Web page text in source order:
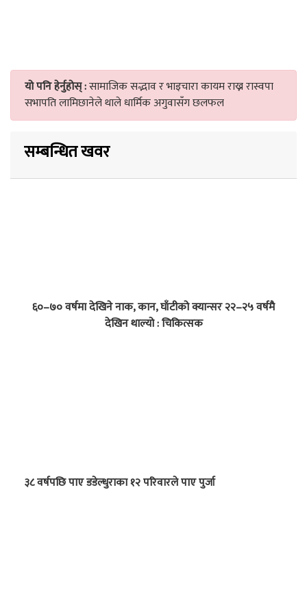
यो पनि हेर्नुहोस् :सामाजिक सद्भाव र भाइचारा कायम राख्न रास्वपा
सभापति लामिछानेले थाले धार्मिक अगुवासँग छलफल
सम्बन्धित खवर
६०–७० वर्षमा देखिने नाक, कान, घाँटीको क्यान्सर २२–२५ वर्षमै
देखिन थाल्यो : चिकित्सक
३८ वर्षपछि पाए डडेल्धुराका १२ परिवारले पाए पुर्जा